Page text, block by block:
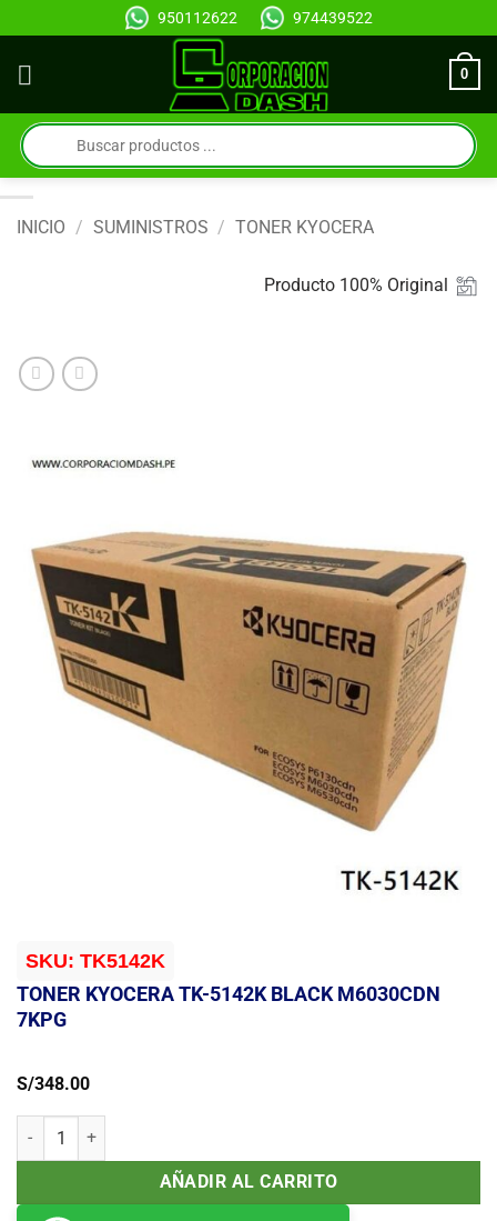
al
contenido
950112622 974439522
0
Búsqueda
de
productos
INICIO / SUMINISTROS / TONER KYOCERA
Producto 100% Original
SKU: TK5142K
TONER KYOCERA TK-5142K BLACK M6030CDN
7KPG
S/348.00
TONER KYOCERA TK-5142K BLACK M6030CDN 7KPG cantidad
AÑADIR AL CARRITO